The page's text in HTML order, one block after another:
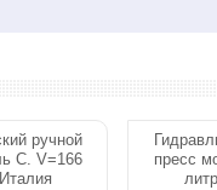
ручной
C. V=166
пресс